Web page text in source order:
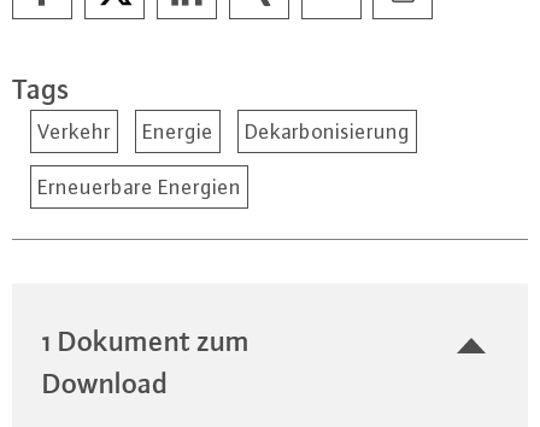
Tags
Verkehr Energie Dekarbonisierung
Erneuerbare Energien
1 Dokument zum
Download